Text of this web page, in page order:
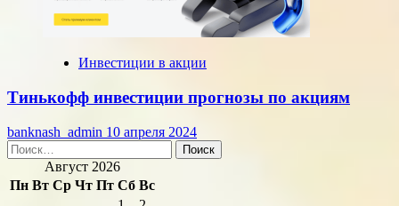
Инвестиции в акции
Тинькофф инвестиции прогнозы по акциям
banknash_admin 10 апреля 2024
Найти:
Август 2026
Пн Вт Ср Чт Пт Сб Вс